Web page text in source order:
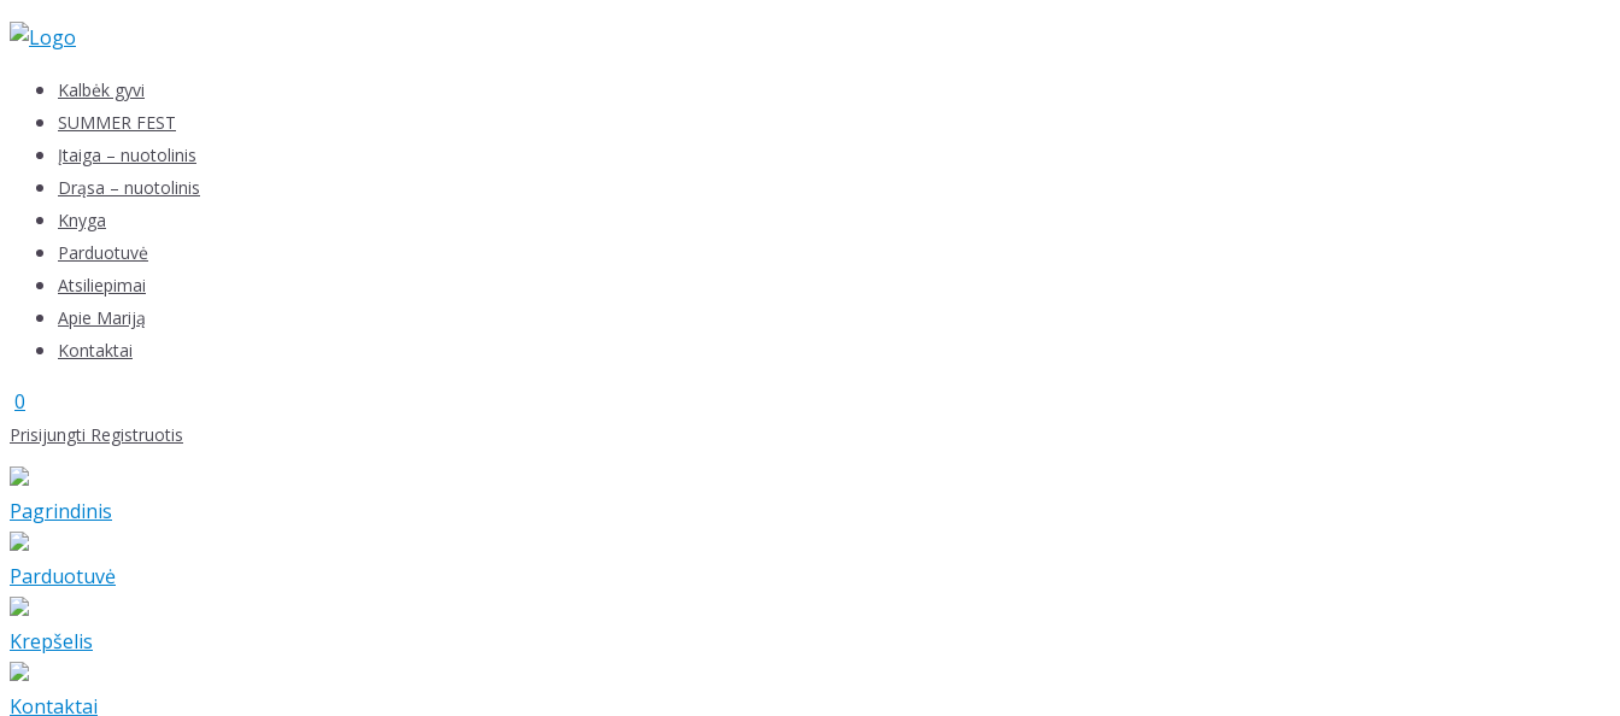
Skip
contentKalbėk gyvi
SUMMER FEST
Įtaiga – nuotolinis
Drąsa – nuotolinis
Knyga
Parduotuvė
Atsiliepimai
Apie Mariją
Kontaktai
0
Prisijungti Registruotis
Pagrindinis
Parduotuvė
Krepšelis
Kontaktai